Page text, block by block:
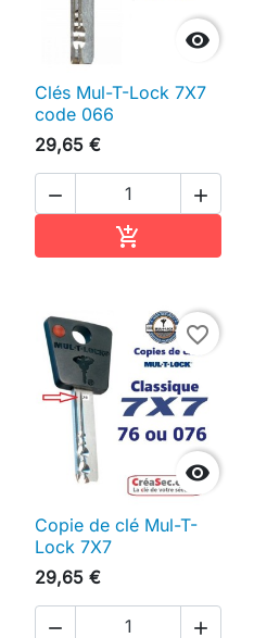

Clés Mul-T-Lock 7X7
code 066
29,65 €
 


favorite_border
Copie de clé Mul-T-
Lock 7X7
29,65 €
 